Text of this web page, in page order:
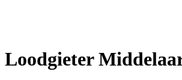
Loodgieter